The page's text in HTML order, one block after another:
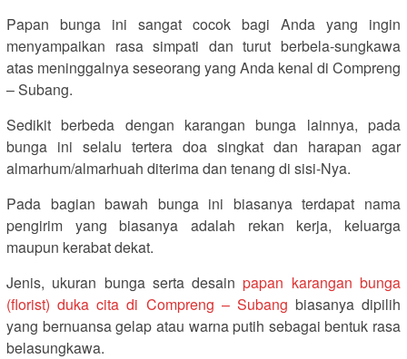
Papan bunga ini sangat cocok bagi Anda yang ingin
menyampaikan rasa simpati dan turut berbela-sungkawa
atas meninggalnya seseorang yang Anda kenal di Compreng
– Subang.
Sedikit berbeda dengan karangan bunga lainnya, pada
bunga ini selalu tertera doa singkat dan harapan agar
almarhum/almarhuah diterima dan tenang di sisi-Nya.
Pada bagian bawah bunga ini biasanya terdapat nama
pengirim yang biasanya adalah rekan kerja, keluarga
maupun kerabat dekat.
Jenis, ukuran bunga serta desainpapan karangan bunga
(florist) duka cita di Compreng – Subang biasanya dipilih
yang bernuansa gelap atau warna putih sebagai bentuk rasa
belasungkawa.